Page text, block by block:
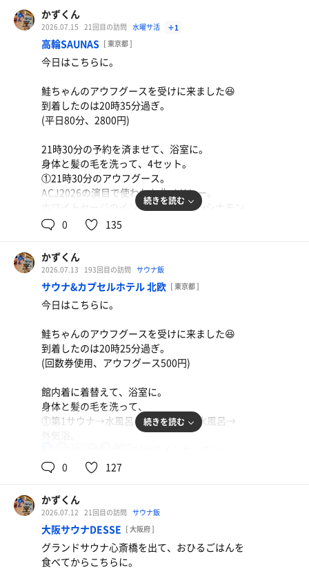
銀だらの煮付け、野菜サラダ、枝豆、もやしとえのき
と茗荷の中華和え、夏野菜の浅漬け
禁酒8日目、やっぱり和食がよき😋
鮪(赤身と中トロ)とタコの刺身、枝豆
禁酒6日目、赤身も中トロもウマウマ😋
①18時のアウフグース(鮭ちゃん)
サウナ東京では珍しくリラックス回😂
ホワイトセージのインフュージョン→シナモン
のインフュージョン→ベンゾイン+檜のアロマ。
最後まで気持ちよかった😇
鮭ちゃんお疲れさまでした👋
ご一緒した皆さま、ありがとうございました。
特濃炭酸泉に入って、18時40分過ぎに退館。
2026年浴鮭97日/1回(累計687日/1071回)
かずくん
2026.07.15 21回目の訪問 水曜サ活 ＋1
高輪SAUNAS [ 東京都 ]
今日はこちらに。
鮭ちゃんのアウフグースを受けに来ました😆
到着したのは20時35分過ぎ。
(平日80分、2800円)
21時30分の予約を済ませて、浴室に。
身体と髪の毛を洗って、4セット。
①21時30分のアウフグース。
ACJ2026の演目で使われた曲メドレー。
ホワイトセージのインフュージョン→シナモン
のインフュージョン→ホーウッド+ベルガモット
ホワイトセージもシナモンもしっかりと香って
きてよき🤔
鮭ちゃん、お疲れさまでした👋
ご一緒した皆さま、ありがとうございました。
上がって、21時55分に退館。
2026年浴鮭96日/1回(累計686日/1070回)
続きを読む
0 135
かずくん
2026.07.13 193回目の訪問 サウナ飯
サウナ&カプセルホテル 北欧 [ 東京都 ]
今日はこちらに。
鮭ちゃんのアウフグースを受けに来ました😆
到着したのは20時25分過ぎ。
(回数券使用、アウフグース500円)
館内着に着替えて、浴室に。
身体と髪の毛を洗って、
①第1サウナ→水風呂→第1サウナ→水風呂→
鮭ちゃんはインフュージョン、タケル氏は
4セット目のタケル氏のロウリュはいつまで
かけるの？笑
鮭ちゃん、タケル氏お疲れさまでした👋
ご一緒した皆さま、ありがとうございました。
続きを読む
0 127
かずくん
2026.07.12 21回目の訪問 サウナ飯
大阪サウナDESSE [ 大阪府 ]
グランドサウナ心斎橋を出て、おひるごはんを
食べてからこちらに。